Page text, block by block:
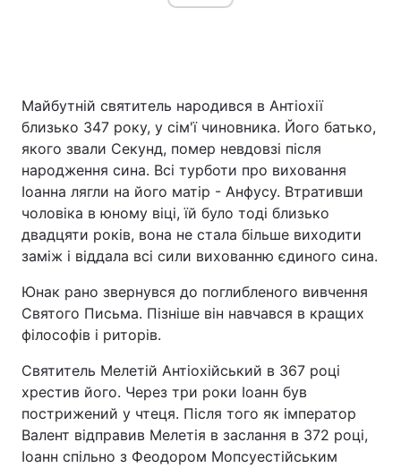
Головна
Україна Політика
Економіка Світ
Спорт Наука
Майбутній святитель народився в Антіохії
близько 347 року, у сім'ї чиновника. Його батько,
якого звали Секунд, помер невдовзі після
народження сина. Всі турботи про виховання
Іоанна лягли на його матір - Анфусу. Втративши
чоловіка в юному віці, їй було тоді близько
двадцяти років, вона не стала більше виходити
заміж і віддала всі сили вихованню єдиного сина.
Юнак рано звернувся до поглибленого вивчення
Святого Письма. Пізніше він навчався в кращих
філософів і риторів.
Святитель Мелетій Антіохійський в 367 році
хрестив його. Через три роки Іоанн був
пострижений у чтеця. Після того як імператор
Валент відправив Мелетія в заслання в 372 році,
Іоанн спільно з Феодором Мопсуестійським